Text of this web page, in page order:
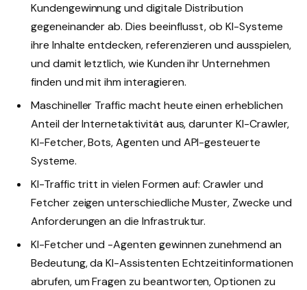
Kundengewinnung und digitale Distribution
gegeneinander ab. Dies beeinflusst, ob KI-Systeme
ihre Inhalte entdecken, referenzieren und ausspielen,
und damit letztlich, wie Kunden ihr Unternehmen
finden und mit ihm interagieren.
Maschineller Traffic macht heute einen erheblichen
Anteil der Internetaktivität aus, darunter KI-Crawler,
KI-Fetcher, Bots, Agenten und API-gesteuerte
Systeme.
KI-Traffic tritt in vielen Formen auf: Crawler und
Fetcher zeigen unterschiedliche Muster, Zwecke und
Anforderungen an die Infrastruktur.
KI-Fetcher und -Agenten gewinnen zunehmend an
Bedeutung, da KI-Assistenten Echtzeitinformationen
abrufen, um Fragen zu beantworten, Optionen zu